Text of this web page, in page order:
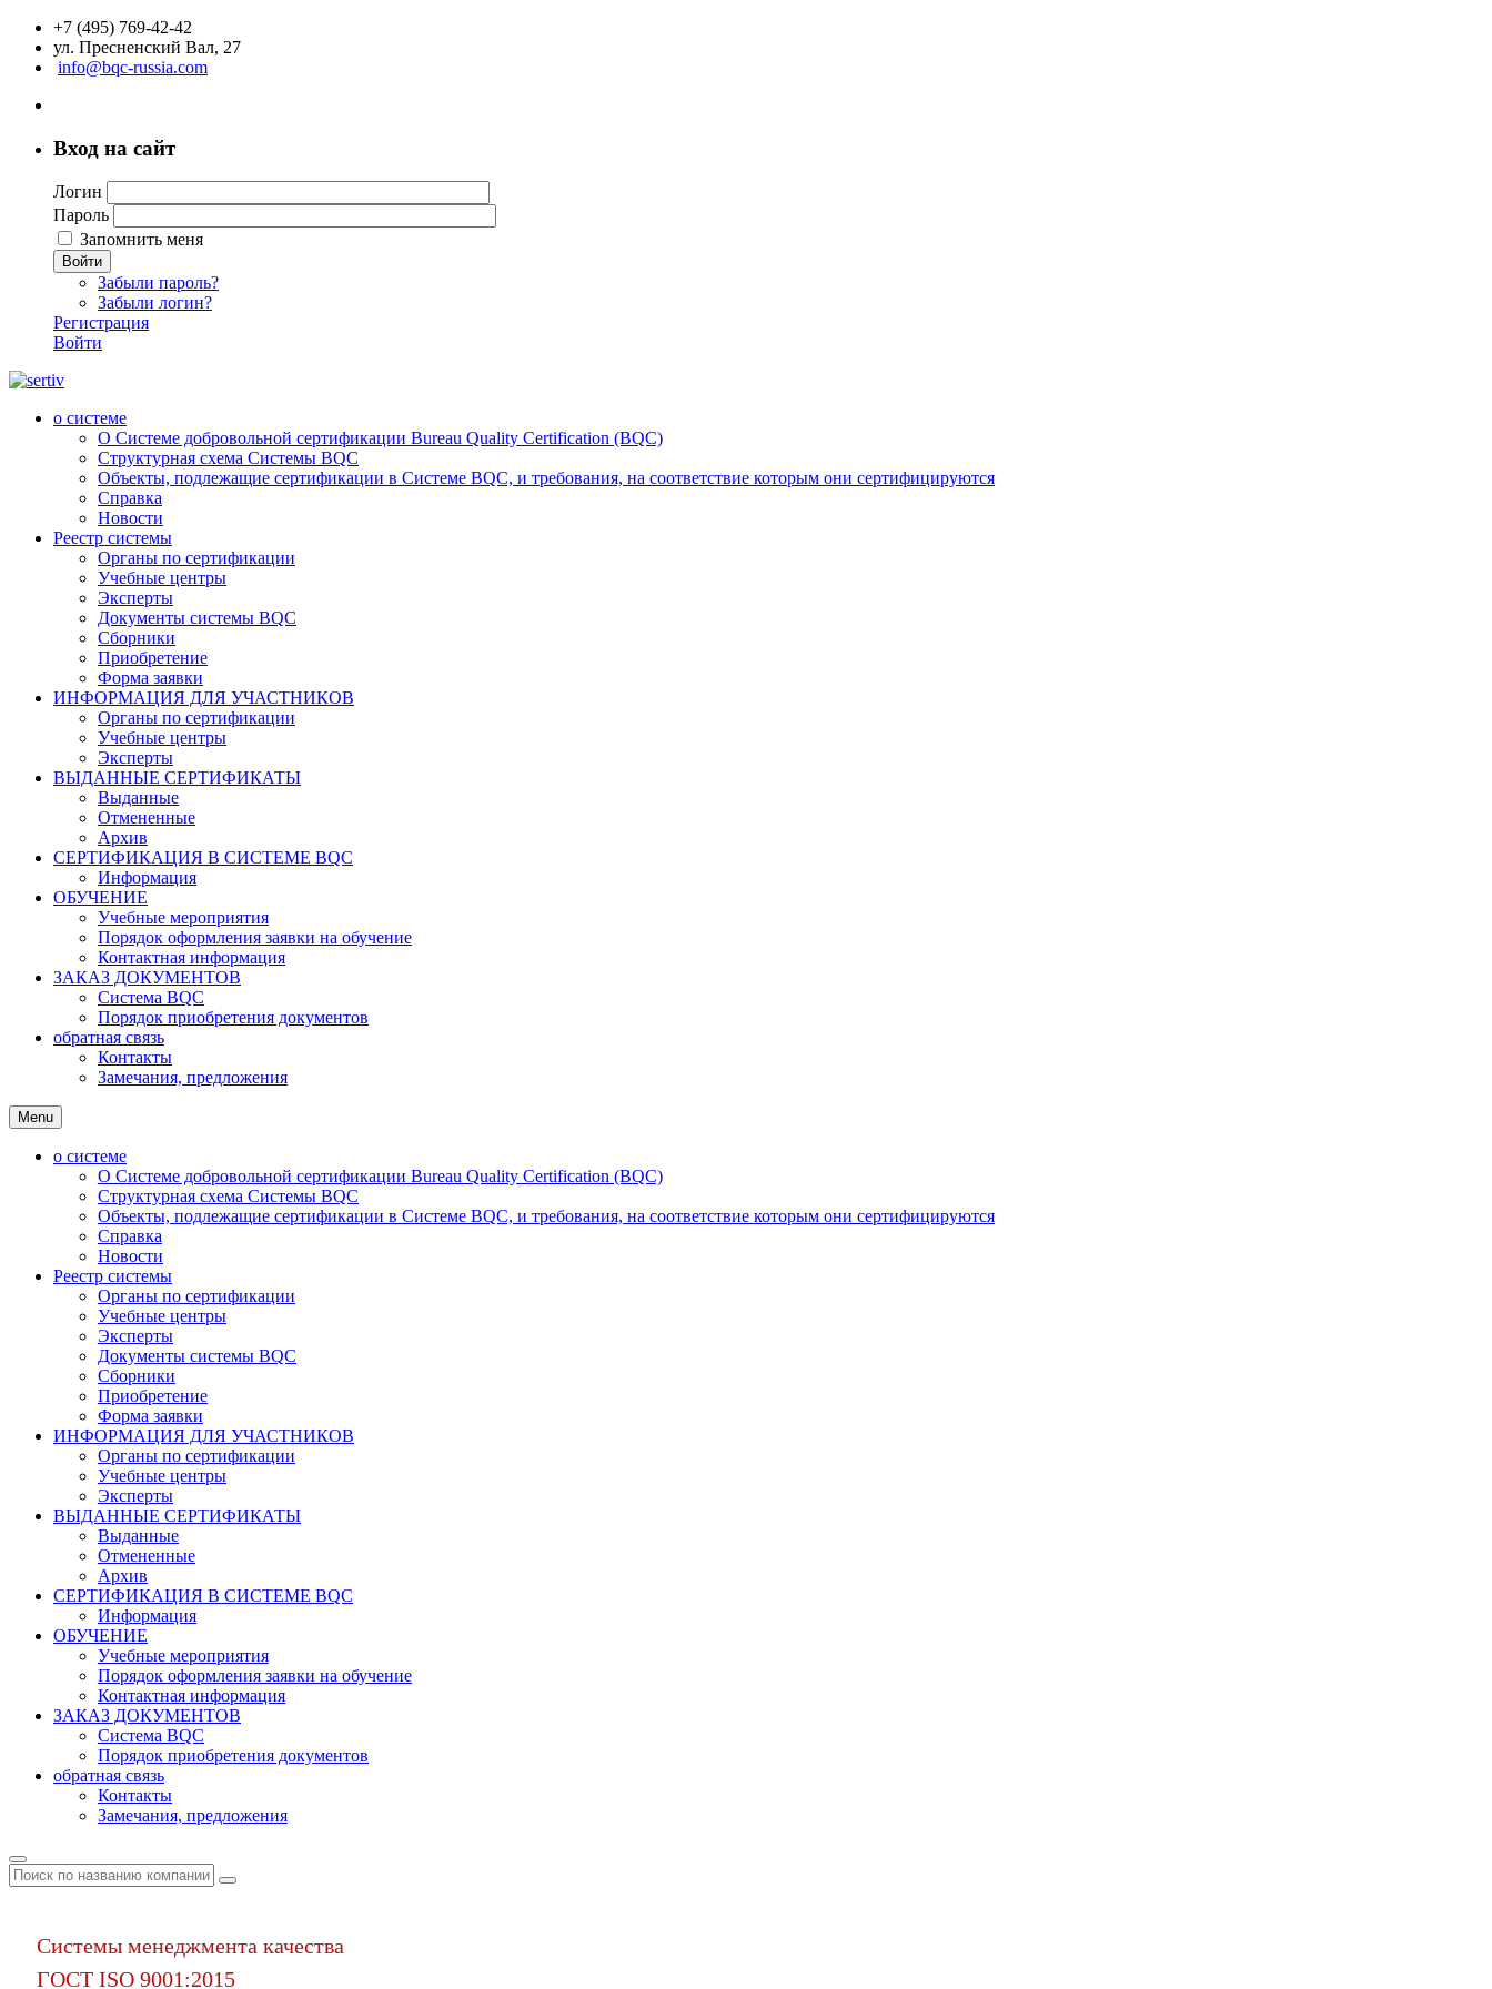
+7 (495) 769-42-42
ул. Пресненский Вал, 27
info@bqc-russia.com
Вход на сайт
Логин
Пароль
Запомнить меня
Войти
Забыли пароль?
Забыли логин?
Регистрация
Войти
о системе
О Системе добровольной сертификации Bureau Quality Certification (BQC)
Структурная схема Системы BQC
Объекты, подлежащие сертификации в Системе BQC, и требования, на соответствие которым они сертифицируются
Справка
Новости
Реестр системы
Органы по сертификации
Учебные центры
Эксперты
Документы системы BQC
Сборники
Приобретение
Форма заявки
ИНФОРМАЦИЯ ДЛЯ УЧАСТНИКОВ
Органы по сертификации
Учебные центры
Эксперты
ВЫДАННЫЕ СЕРТИФИКАТЫ
Выданные
Отмененные
Архив
СЕРТИФИКАЦИЯ В СИСТЕМЕ BQC
Информация
ОБУЧЕНИЕ
Учебные мероприятия
Порядок оформления заявки на обучение
Контактная информация
ЗАКАЗ ДОКУМЕНТОВ
Система BQC
Порядок приобретения документов
обратная связь
Контакты
Замечания, предложения
Menu
о системе
О Системе добровольной сертификации Bureau Quality Certification (BQC)
Структурная схема Системы BQC
Объекты, подлежащие сертификации в Системе BQC, и требования, на соответствие которым они сертифицируются
Справка
Новости
Реестр системы
Органы по сертификации
Учебные центры
Эксперты
Документы системы BQC
Сборники
Приобретение
Форма заявки
ИНФОРМАЦИЯ ДЛЯ УЧАСТНИКОВ
Органы по сертификации
Учебные центры
Эксперты
ВЫДАННЫЕ СЕРТИФИКАТЫ
Выданные
Отмененные
Архив
СЕРТИФИКАЦИЯ В СИСТЕМЕ BQC
Информация
ОБУЧЕНИЕ
Учебные мероприятия
Порядок оформления заявки на обучение
Контактная информация
ЗАКАЗ ДОКУМЕНТОВ
Система BQC
Порядок приобретения документов
обратная связь
Контакты
Замечания, предложения
Системы менеджмента качества
ГОСТ ISO 9001:2015